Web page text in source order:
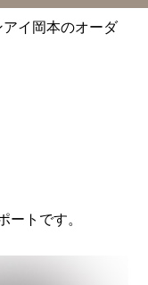
アイ岡本のオーダ
ートです。